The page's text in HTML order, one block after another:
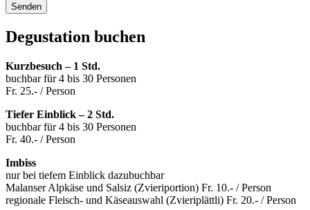
Senden
Degustation buchen
Kurzbesuch – 1 Std.
buchbar für 4 bis 30 Personen
Fr. 25.- / Person
Tiefer Einblick – 2 Std.
buchbar für 4 bis 30 Personen
Fr. 40.- / Person
Imbiss
nur bei tiefem Einblick dazubuchbar
Malanser Alpkäse und Salsiz (Zvieriportion) Fr. 10.- / Person
regionale Fleisch- und Käseauswahl (Zvieriplättli) Fr. 20.- / Person